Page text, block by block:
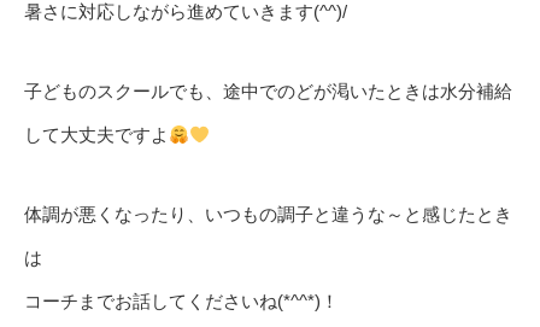
暑さに対応しながら進めていきます(^^)/
子どものスクールでも、途中でのどが渇いたときは水分補給
して大丈夫ですよ
体調が悪くなったり、いつもの調子と違うな～と感じたとき
は
コーチまでお話してくださいね(*^^*)！